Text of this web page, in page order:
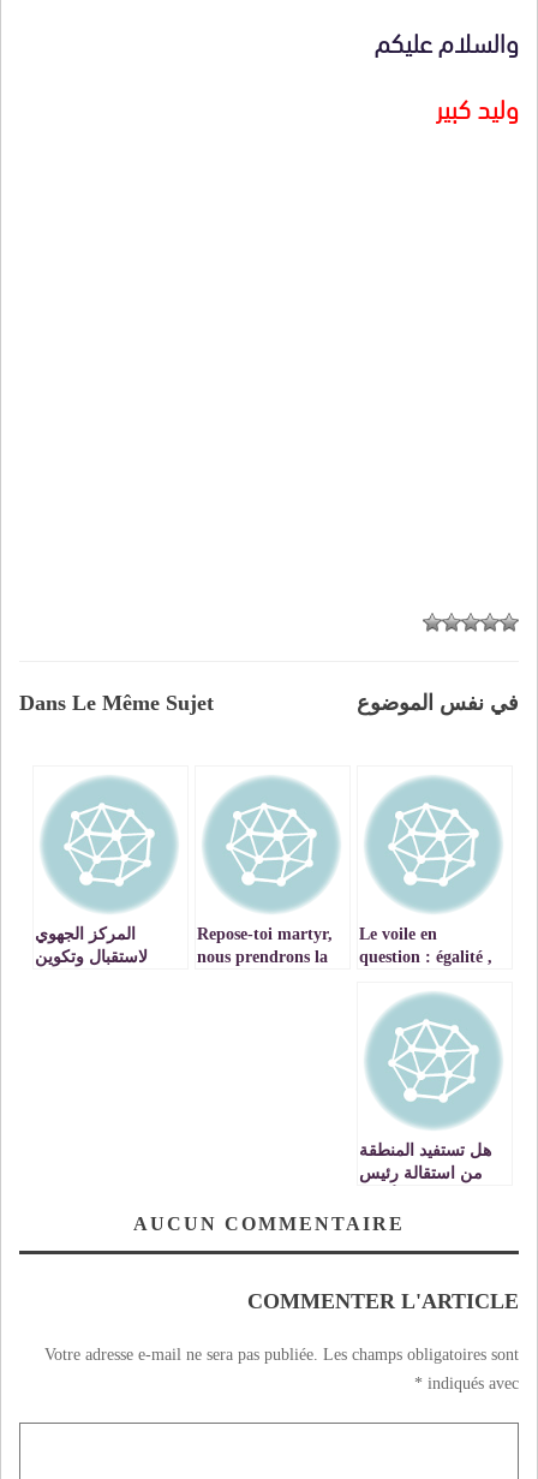
والسلام عليكم
وليد كبير
Dans Le Même Sujet في نفس الموضوع
Le voile en
question : égalité ,
Repose-toi martyr,
nous prendrons la
المركز الجهوي
لاستقبال وتكوين
هل تستفيد المنطقة
من استقالة رئيس
الإسرائيلي
AUCUN COMMENTAIRE
COMMENTER L'ARTICLE
Votre adresse e-mail ne sera pas publiée. Les champs obligatoires sont
indiqués avec
*